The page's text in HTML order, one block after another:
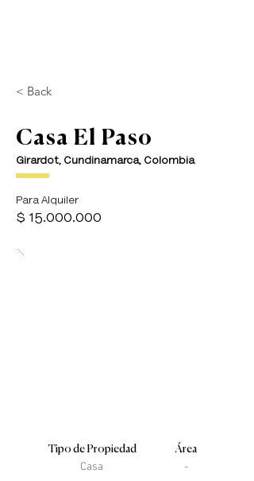
< Back
Casa El Paso
Girardot, Cundinamarca, Colombia
Para Alquiler
$ 15.000.000
Tipo de Propiedad
Casa
Área
-